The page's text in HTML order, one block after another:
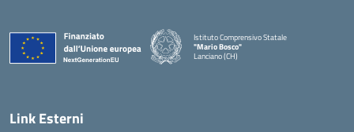
Istituto Comprensivo Statale
"Mario Bosco"
Lanciano (CH)
Link Esterni